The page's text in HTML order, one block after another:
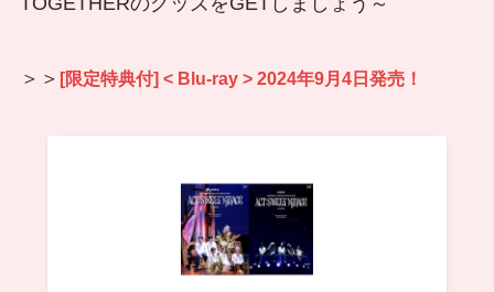
＞＞ [限定特典付] < Blu-ray > 2024年9月4日発売！